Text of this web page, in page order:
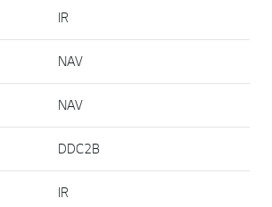
IR
NAV
NAV
DDC2B
IR